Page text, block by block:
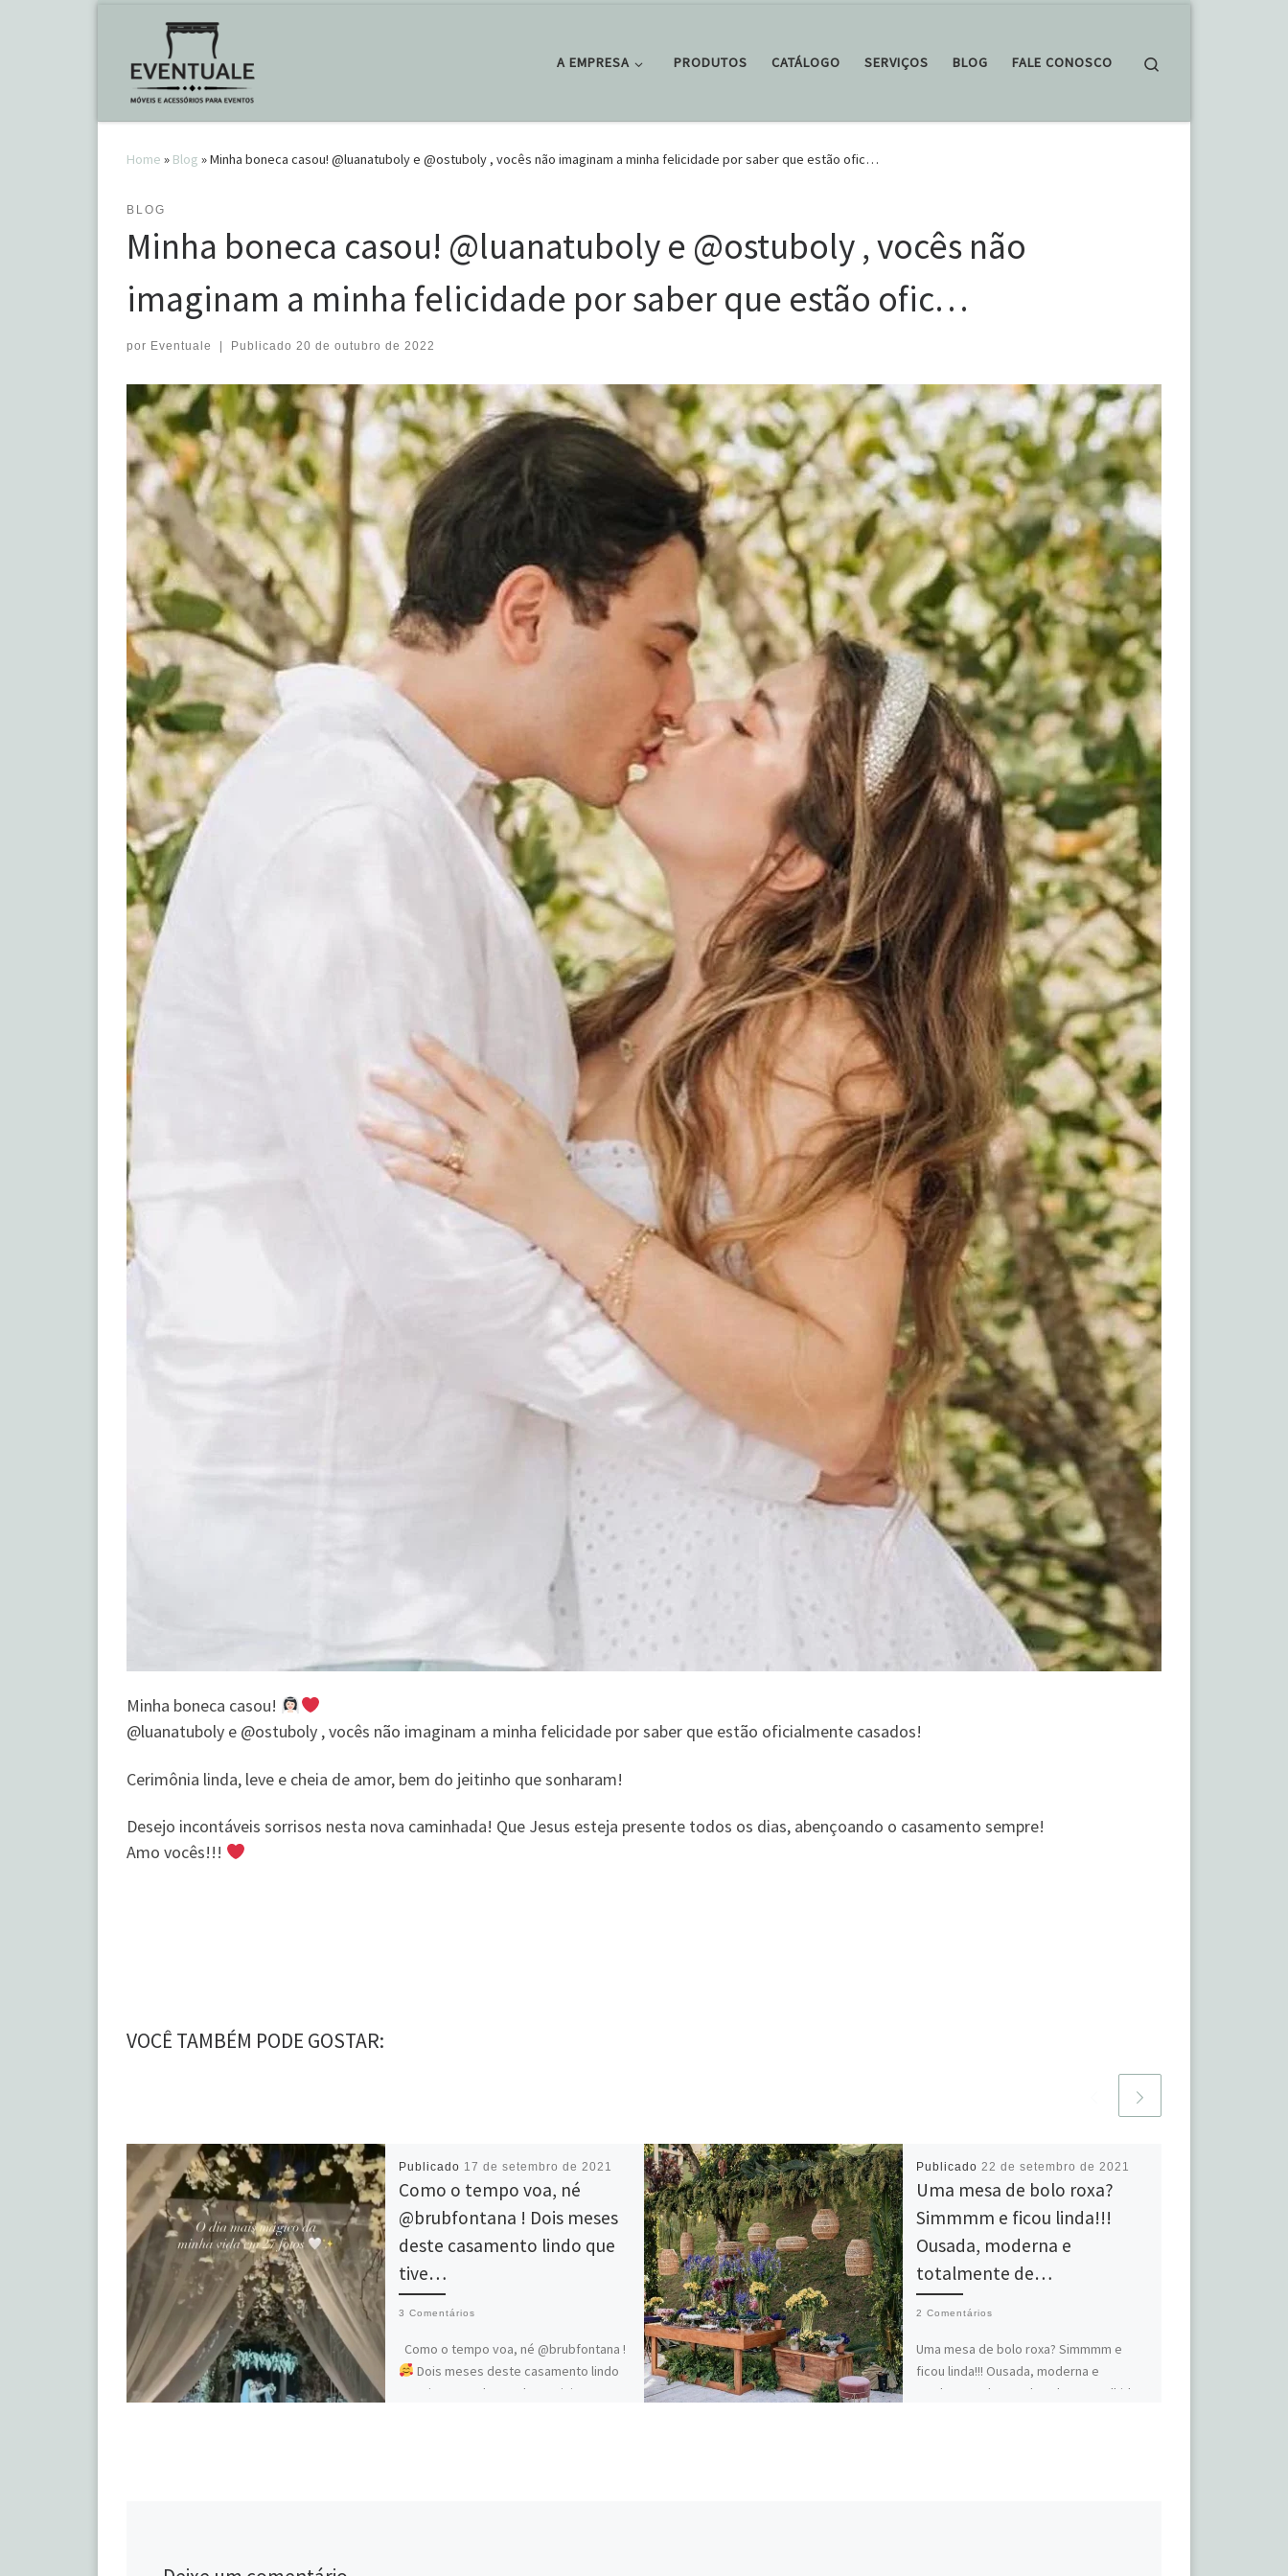
A EMPRESA PRODUTOS CATÁLOGO SERVIÇOS BLOG FALE CONOSCO
Home » Blog »Minha boneca casou! @luanatuboly e @ostuboly , vocês não imaginam a minha felicidade por saber que estão ofic…
BLOG
Minha boneca casou! @luanatuboly e @ostuboly , vocês não
imaginam a minha felicidade por saber que estão ofic…
por Eventuale | Publicado 20 de outubro de 2022
Minha boneca casou!
@luanatuboly e @ostuboly , vocês não imaginam a minha felicidade por saber que estão oficialmente casados!
Cerimônia linda, leve e cheia de amor, bem do jeitinho que sonharam!
Desejo incontáveis sorrisos nesta nova caminhada! Que Jesus esteja presente todos os dias, abençoando o casamento sempre!
Amo vocês!!!
VOCÊ TAMBÉM PODE GOSTAR:
Publicado 17 de setembro de 2021
Como o tempo voa, né
@brubfontana ! Dois meses
deste casamento lindo que
tive…
3 Comentários
Como o tempo voa, né @brubfontana !
Dois meses deste casamento lindo
que tivemos a honra de participar!!!
Publicado22 de setembro de 2021
Uma mesa de bolo roxa?
Simmmm e ficou linda!!!
Ousada, moderna e
totalmente de…
2 Comentários
Uma mesa de bolo roxa? Simmmm e
ficou linda!!! Ousada, moderna e
totalmente dentro da paleta escolhida